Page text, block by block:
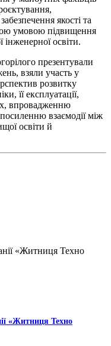
якості та
умовою підвищення
інженерної освіти.
презентували
взяли участь у
розвитку
її експлуатації,
впровадженню
взаємодії між
освіти й
«Житниця Техно